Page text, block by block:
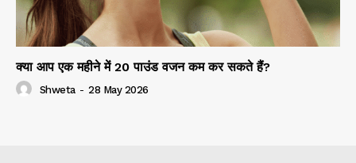
क्या आप एक महीने में 20 पाउंड वजन कम कर सकते हैं?
Shweta - 28 May 2026